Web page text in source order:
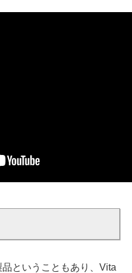
ということもあり、Vita